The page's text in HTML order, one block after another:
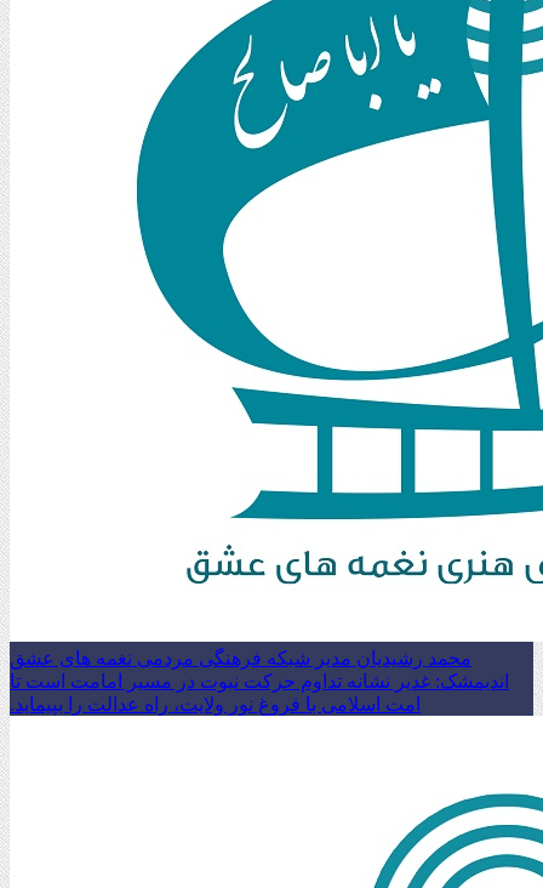
محمد رشیدیان مدیر شبکه فرهنگی مردمی نغمه های عشق
اندیمشک: غدیر نشانه تداوم حرکت نبوت در مسیر امامت است تا
امت اسلامی با فروغ نور ولایت، راه عدالت را بپیماید.